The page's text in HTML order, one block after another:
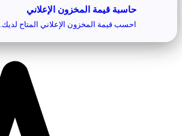
حاسبة قيمة المخزون الإعلاني
احسب قيمة المخزون الإعلاني المتاح لديك.